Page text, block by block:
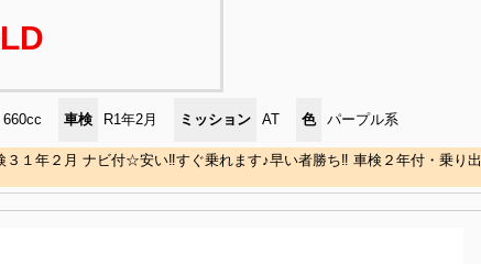
660cc 車検 R1年2月 ミッション AT 色 パープル系
年２月 ナビ付☆安い‼すぐ乗れます♪早い者勝ち‼ 車検２年付・乗り出